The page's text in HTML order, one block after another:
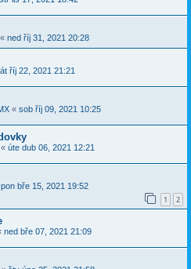
« ned říj 31, 2021 20:28
říj 22, 2021 21:21
« sob říj 09, 2021 10:25
« úte dub 06, 2021 12:21
pon bře 15, 2021 19:52
1 2
ned bře 07, 2021 21:09